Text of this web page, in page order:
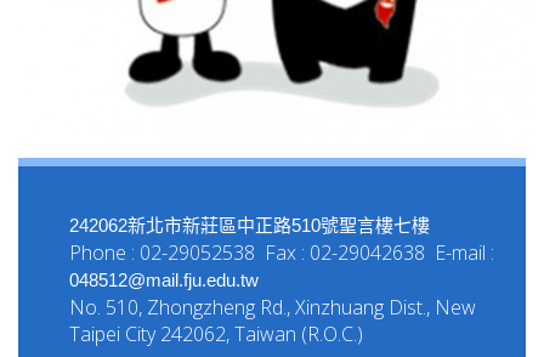
242062新北市新莊區中正路510號聖言樓七樓
Phone : 02-29052538 Fax : 02-29042638 E-mail :
048512@mail.fju.edu.tw
No. 510, Zhongzheng Rd., Xinzhuang Dist., New
Taipei City 242062, Taiwan (R.O.C.)